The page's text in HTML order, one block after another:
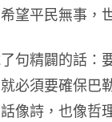
望平民無事，
句精闢的話：
必須要確保巴
像詩，也像哲